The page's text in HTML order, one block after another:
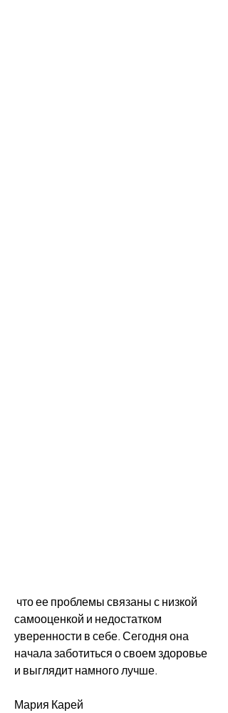
самооценкой и недостатком
уверенности в себе. Сегодня она
начала заботиться о своем здоровье
и выглядит намного лучше.
Мария Карей